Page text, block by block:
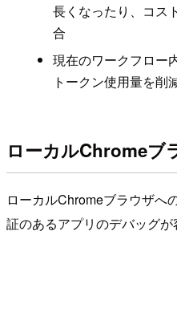
長くなったり、コス
合
現在のワークフロー
トークン使用量を削
ローカルChromeブ
ローカルChromeブラウザへ
証のあるアプリのデバッグが